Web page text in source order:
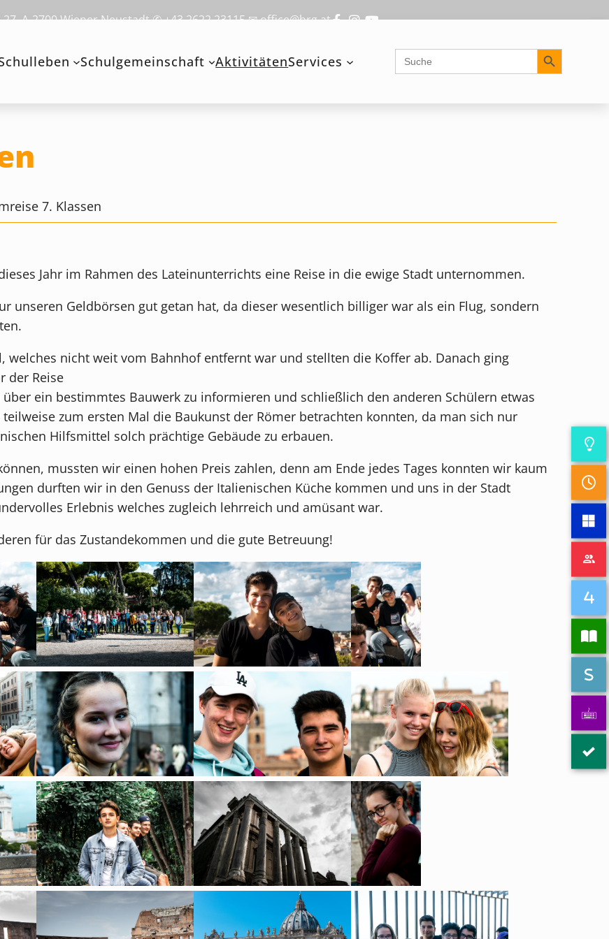
A-2700 Wiener Neustadt ✆ +43 2622 23115 ✉ office@brg.at
Schulgemeinschaft AktivitätenServices Search
for:
Search Button
7. Klassen
Jahr im Rahmen des Lateinunterrichts eine Reise in die ewige Stadt unternommen.
unseren Geldbörsen gut getan hat, da dieser wesentlich billiger war als ein Flug, sondern
welches nicht weit vom Bahnhof entfernt war und stellten die Koffer ab. Danach ging
der Reise
ein bestimmtes Bauwerk zu informieren und schließlich den anderen Schülern etwas
zum ersten Mal die Baukunst der Römer betrachten konnten, da man sich nur
Hilfsmittel solch prächtige Gebäude zu erbauen.
mussten wir einen hohen Preis zahlen, denn am Ende jedes Tages konnten wir kaum
durften wir in den Genuss der Italienischen Küche kommen und uns in der Stadt
Erlebnis welches zugleich lehrreich und amüsant war.
für das Zustandekommen und die gute Betreuung!